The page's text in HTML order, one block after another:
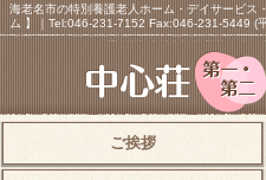
海老名市の特別養護老人ホーム・デイサービス
ム 】｜Tel:046-231-7152 Fax:046-231-5449 (
ご挨拶